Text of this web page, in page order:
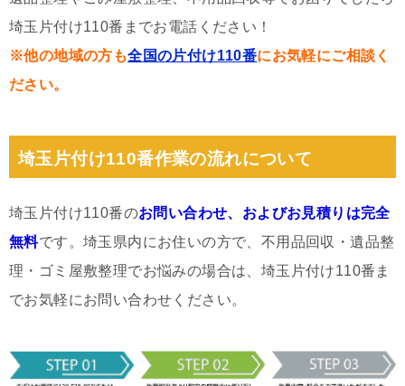
埼玉片付け110番までお電話ください！
※他の地域の方も全国の片付け110番にお気軽にご相談く
ださい。
埼玉片付け110番作業の流れについて
埼玉片付け110番のお問い合わせ、およびお見積りは完全
無料です。埼玉県内にお住いの方で、不用品回収・遺品整
理・ゴミ屋敷整理でお悩みの場合は、埼玉片付け110番ま
でお気軽にお問い合わせください。